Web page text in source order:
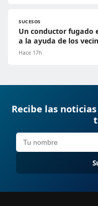
SUCESOS
Un conductor fugado
a la ayuda de los
Hace 17h
Recibe las